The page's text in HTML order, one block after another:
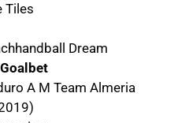
Tiles
Dream
A M Team Almeria